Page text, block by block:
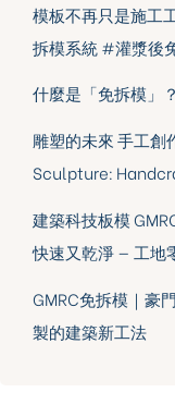
模板不再只是施工
拆模系統 #灌漿後
什麼是「免拆模」
雕塑的未來 手工
Sculpture:
建築科技板模
快速又乾淨 — 工地
GMRC免拆模｜豪
製的建築新工法